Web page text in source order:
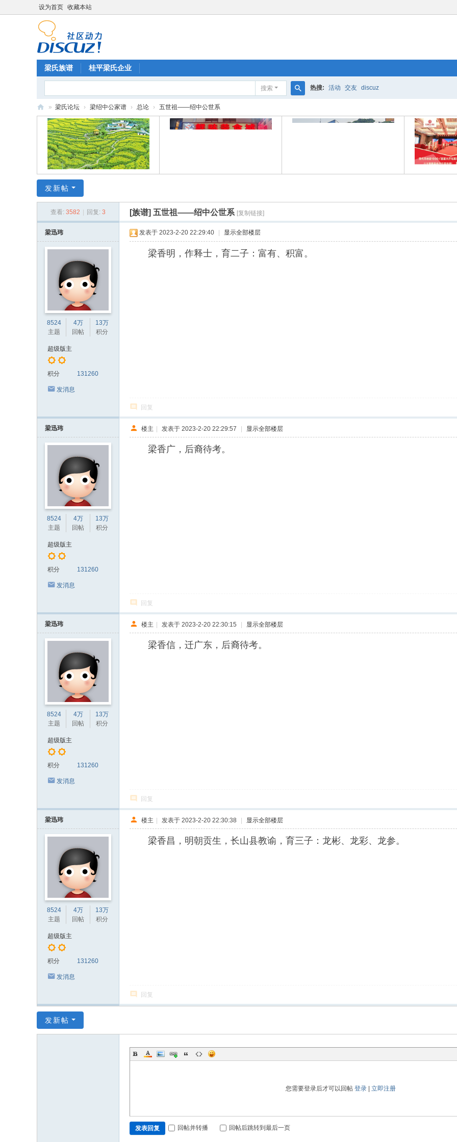
设为首页 收藏本站
梁氏族谱 桂平梁氏企业
搜索
索
热搜: 活动 交友 discuz
» 梁氏论坛 › 梁绍中公家谱 › 总论 › 五世祖——绍中公世系
发新帖
查看: 3582 回复: 3 [族谱] 五世祖——绍中公世系 [复制链接]
梁迅玮
8524
主题
4万
回帖
13万
积分
超级版主
积分 131260
发消息
发表于 2023-2-20 22:29:40 显示全部楼层
梁香明，作释士，育二子：富有、积富。
回复
梁迅玮
8524
主题
4万
回帖
13万
积分
超级版主
积分 131260
发消息
楼主 | 发表于 2023-2-20 22:29:57 | 显示全部楼层
梁香广，后裔待考。
回复
梁迅玮
8524
主题
4万
回帖
13万
积分
超级版主
积分 131260
发消息
楼主 | 发表于 2023-2-20 22:30:15 | 显示全部楼层
梁香信，迁广东，后裔待考。
回复
梁迅玮
8524
主题
4万
回帖
13万
积分
超级版主
积分 131260
发消息
楼主 | 发表于 2023-2-20 22:30:38 | 显示全部楼层
梁香昌，明朝贡生，长山县教谕，育三子：龙彬、龙彩、龙参。
回复
发新帖
您需要登录后才可以回帖 登录| 立即注册
发表回复 回帖并转播 回帖后跳转到最后一页